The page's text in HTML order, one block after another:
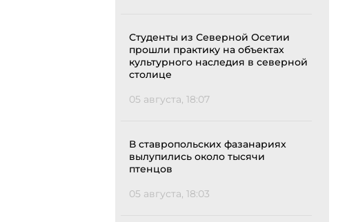
Студенты из Северной Осетии
прошли практику на объектах
культурного наследия в северной
столице
05 августа, 18:07
В ставропольских фазанариях
вылупились около тысячи
птенцов
05 августа, 18:03